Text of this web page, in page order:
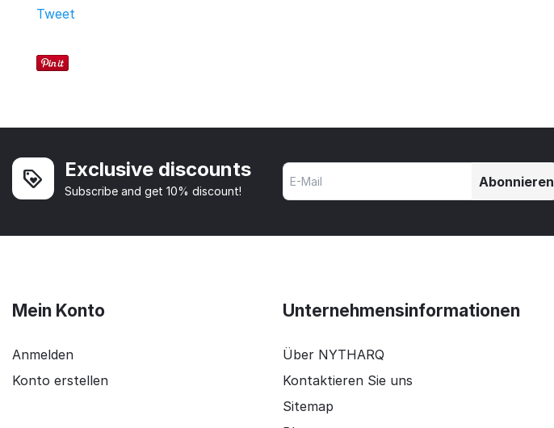
Tweet
Exclusive discounts
Subscribe and get 10% discount!
Abonnieren
Mein Konto
Anmelden
Konto erstellen
Unternehmensinformationen
Über NYTHARQ
Kontaktieren Sie uns
Sitemap